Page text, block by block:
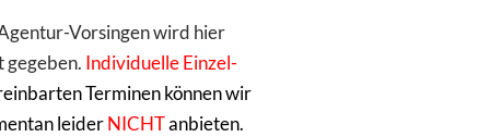
Vorsingen wird hier
gegeben. Individuelle Einzel-
Terminen können wir
leiderNICHTanbieten.